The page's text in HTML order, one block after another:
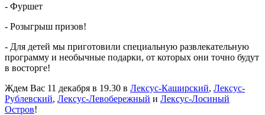
- Фуршет
- Розыгрыш призов!
- Для детей мы приготовили специальную развлекательную
программу и необычные подарки, от которых они точно будут
в восторге!
Ждем Вас 11 декабря в 19.30 в Лексус-Каширский, Лексус-
Рублевский, Лексус-Левобережный и Лексус-Лосиный
Остров!